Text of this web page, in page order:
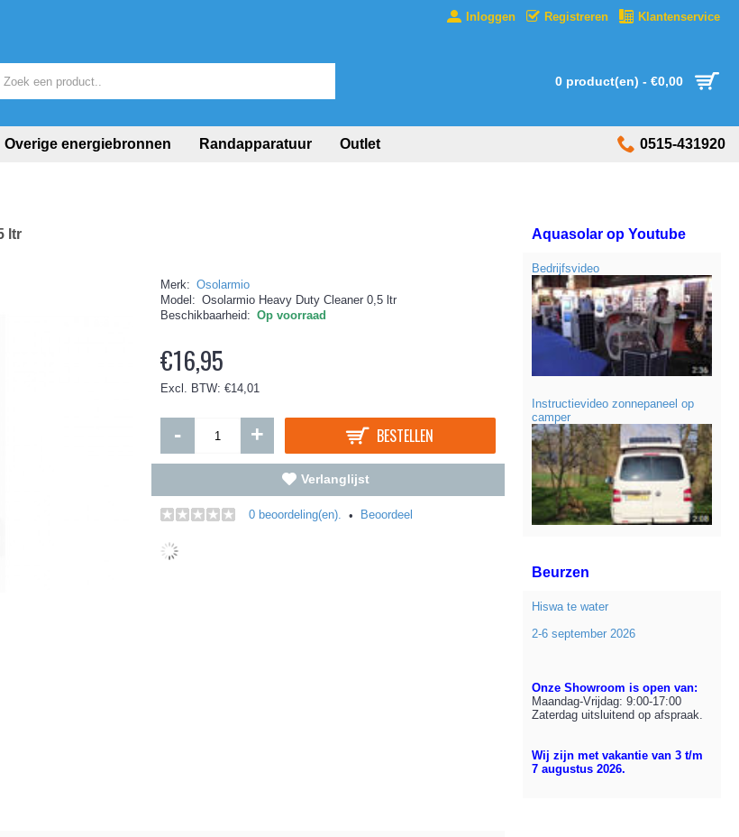
Inloggen Registreren Klantenservice
0 product(en) - €0,00
Overige energiebronnen Randapparatuur Outlet 0515-431920
Aquasolar op Youtube
Bedrijfsvideo
Instructievideo zonnepaneel op
camper
Beurzen
Hiswa te water
2-6 september 2026
Onze Showroom is open van:
Maandag-Vrijdag: 9:00-17:00
Zaterdag uitsluitend op afspraak.
Wij zijn met vakantie van 3 t/m
7 augustus 2026.
ltr
Merk: Osolarmio
Model: Osolarmio Heavy Duty Cleaner 0,5 ltr
Beschikbaarheid: Op voorraad
€16,95
Excl. BTW: €14,01
- + BESTELLEN
Verlanglijst
0 beoordeling(en). • Beoordeel